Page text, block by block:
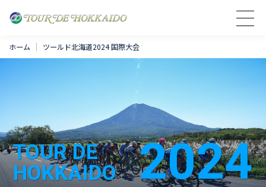
ホーム ツールド北海道2024 国際大会
TOUR DE
HOKKAIDO 2024